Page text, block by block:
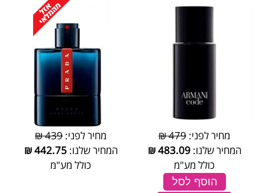
מחיר לפני: 479 ₪
המחיר שלנו:483.09
₪
כולל מע"מ
הוסף לסל
מחיר לפני: 439 ₪
המחיר שלנו:442.75
₪
כולל מע"מ